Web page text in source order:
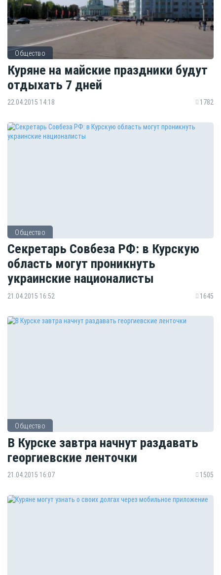
Общество
Куряне на майские праздники будут
отдыхать 7 дней
22.04.2015 14:18 1782
Общество
Секретарь Совбеза РФ: в Курскую
область могут проникнуть
украинские националисты
21.04.2015 16:52 1645
Общество
В Курске завтра начнут раздавать
георгиевские ленточки
21.04.2015 16:07 1505